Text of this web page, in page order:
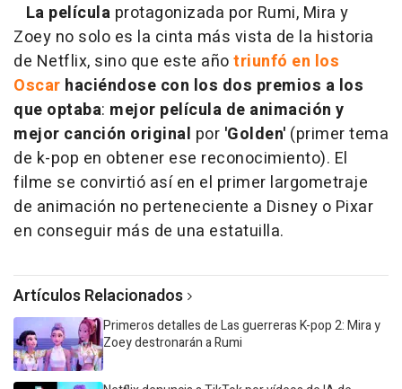
La película protagonizada por Rumi, Mira y
Zoey no solo es la cinta más vista de la historia
de Netflix, sino que este añotriunfó en los
Oscar haciéndose con los dos premios a los
que optaba: mejor película de animación y
mejor canción original por 'Golden' (primer tema
de k-pop en obtener ese reconocimiento). El
filme se convirtió así en el primer largometraje
de animación no perteneciente a Disney o Pixar
en conseguir más de una estatuilla.
Artículos Relacionados
Primeros detalles de Las guerreras K-pop 2: Mira y
Zoey destronarán a Rumi